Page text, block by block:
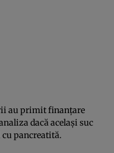
au primit finanțare
dacă același suc
pancreatită.